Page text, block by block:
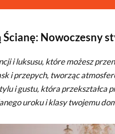
Nowoczesny
i luksusu, które możesz
i przepych, tworząc
i gustu, która
uroku i klasy twojemu